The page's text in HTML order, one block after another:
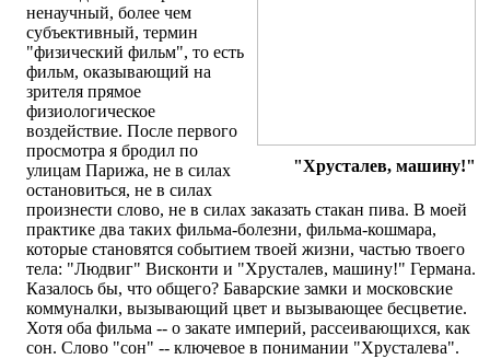
"Хрусталев, машину!"
ненаучный, более чем
субъективный, термин
"физический фильм", то есть
фильм, оказывающий на
зрителя прямое
физиологическое
воздействие. После первого
просмотра я бродил по
улицам Парижа, не в силах
остановиться, не в силах
произнести слово, не в силах заказать стакан пива. В моей
практике два таких фильма-болезни, фильма-кошмара,
которые становятся событием твоей жизни, частью твоего
тела: "Людвиг" Висконти и "Хрусталев, машину!" Германа.
Казалось бы, что общего? Баварские замки и московские
коммуналки, вызывающий цвет и вызывающее бесцветие.
Хотя оба фильма -- о закате империй, рассеивающихся, как
сон. Слово "сон" -- ключевое в понимании "Хрусталева".